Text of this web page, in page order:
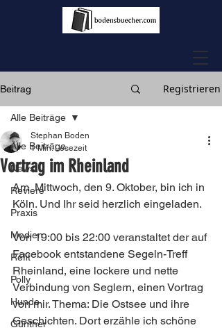
Beitrag Registrieren
Alle Beiträge
News
Reviere
Praxis
Medien
Refit
Polly
Hunde
Günther
Alle Beiträge
Vortrag im Rheinland
Stephan Boden
1 Min. Lesezeit
Am  Mittwoch, den 9. Oktober, bin ich in
Köln. Und Ihr seid herzlich eingeladen.
Von 19:00 bis 22:00 veranstaltet der auf
Facebook entstandene Segeln-Treff
Rheinland, eine lockere und nette
Verbindung von Seglern, einen Vortrag
von mir. Thema: Die Ostsee und ihre
Geschichten. Dort erzähle ich schöne